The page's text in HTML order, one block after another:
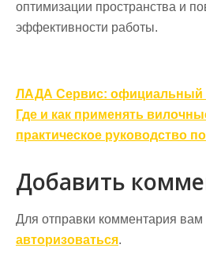
оптимизации пространства и
эффективности работы.
Навигация
по
записям
ЛАДА Сервис: официальный
Где и как применять
практическое руководство
Добавить
Для отправки комментария
авторизоваться.